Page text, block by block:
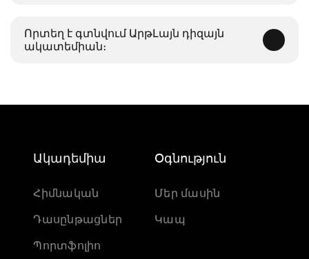
Որտեղ է գտնվում ԱրթԼայն դիզայն
ակատեմիան։
Ակադեմիա
Հիմնական
Դասընթացներ
Պորտֆոլիո
Օգնություն
Մեր մասին
Կապ